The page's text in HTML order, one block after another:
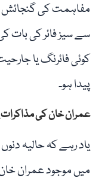
مفاہمت کی گنجائش
سے سیز فائر کی بات
کوئی فائرنگ یا
پیدا ہو۔
عمران خان کی
یاد رہے کہ حالیہ
میں موجود عمران